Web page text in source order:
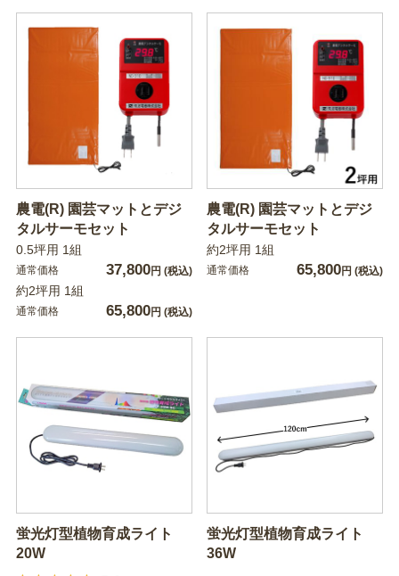
農電(R) 園芸マットとデジ
タルサーモセット
0.5坪用 1組
通常価格 37,800円 (税込)
約2坪用 1組
通常価格 65,800円 (税込)
農電(R) 園芸マットとデジ
タルサーモセット
約2坪用 1組
通常価格 65,800円 (税込)
蛍光灯型植物育成ライト
20W
蛍光灯型植物育成ライト
36W